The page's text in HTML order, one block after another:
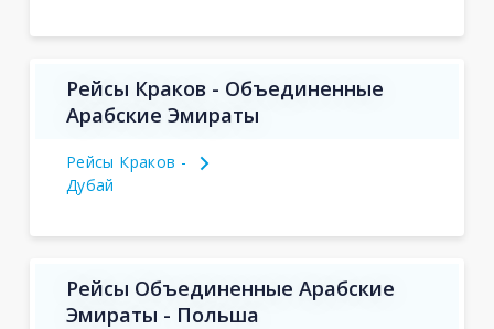
Рейсы Краков - Объединенные
Арабские Эмираты
Рейсы Краков -
Дубай
Рейсы Объединенные Арабские
Эмираты - Польша